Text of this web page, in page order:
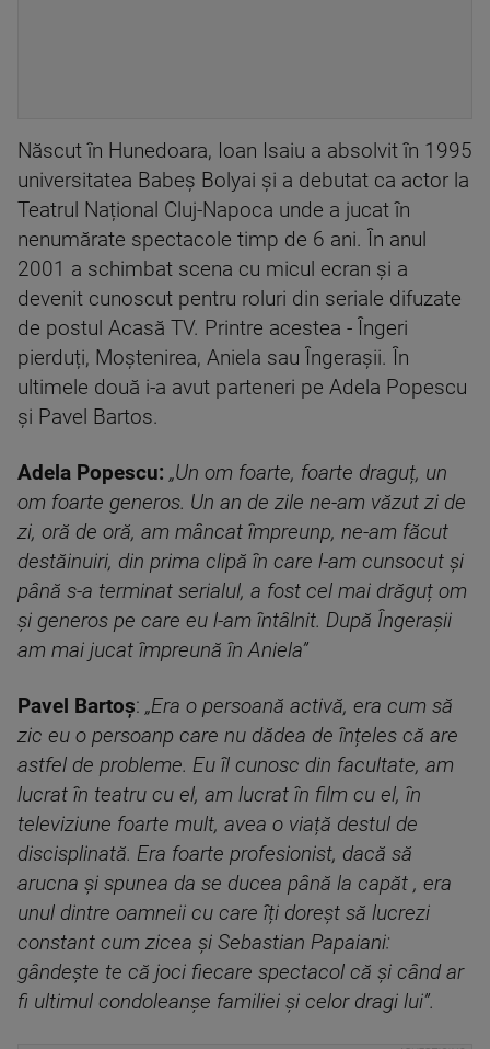
Născut în Hunedoara, Ioan Isaiu a absolvit în 1995
universitatea Babeș Bolyai și a debutat ca actor la
Teatrul Național Cluj-Napoca unde a jucat în
nenumărate spectacole timp de 6 ani. În anul
2001 a schimbat scena cu micul ecran și a
devenit cunoscut pentru roluri din seriale difuzate
de postul Acasă TV. Printre acestea - Îngeri
pierduți, Moștenirea, Aniela sau Îngerașii. În
ultimele două i-a avut parteneri pe Adela Popescu
și Pavel Bartos.
Adela Popescu: „Un om foarte, foarte draguț, un
om foarte generos. Un an de zile ne-am văzut zi de
zi, oră de oră, am mâncat împreunp, ne-am făcut
destăinuiri, din prima clipă în care l-am cunsocut și
până s-a terminat serialul, a fost cel mai drăguț om
și generos pe care eu l-am întâlnit. După Îngerașii
am mai jucat împreună în Aniela”
Pavel Bartoș: „Era o persoană activă, era cum să
zic eu o persoanp care nu dădea de înțeles că are
astfel de probleme. Eu îl cunosc din facultate, am
lucrat în teatru cu el, am lucrat în film cu el, în
televiziune foarte mult, avea o viață destul de
discisplinată. Era foarte profesionist, dacă să
arucna și spunea da se ducea până la capăt , era
unul dintre oamneii cu care îți doreșt să lucrezi
constant cum zicea și Sebastian Papaiani:
gândește te că joci fiecare spectacol că și când ar
fi ultimul condoleanșe familiei și celor dragi lui”.